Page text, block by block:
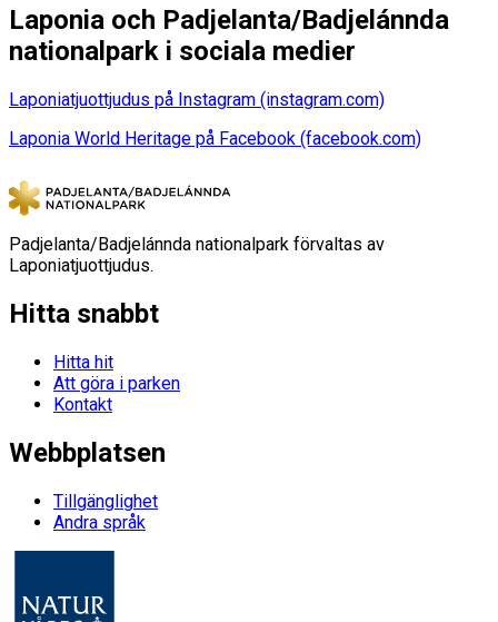
Laponia och Padjelanta/Badjelánnda
nationalpark i sociala medier
Laponiatjuottjudus på Instagram (instagram.com)
Laponia World Heritage på Facebook (facebook.com)
Padjelanta/Badjelánnda nationalpark förvaltas av
Laponiatjuottjudus.
Hitta snabbt
Hitta hit
Att göra i parken
Kontakt
Webbplatsen
Tillgänglighet
Andra språk